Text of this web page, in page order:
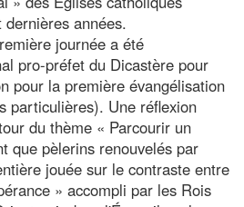
années.
journée a été
pro-préfet du Dicastère pour
pour la première évangélisation
particulières). Une réflexion
du thème « Parcourir un
que pèlerins renouvelés par
jouée sur le contraste entre
» accompli par les Rois